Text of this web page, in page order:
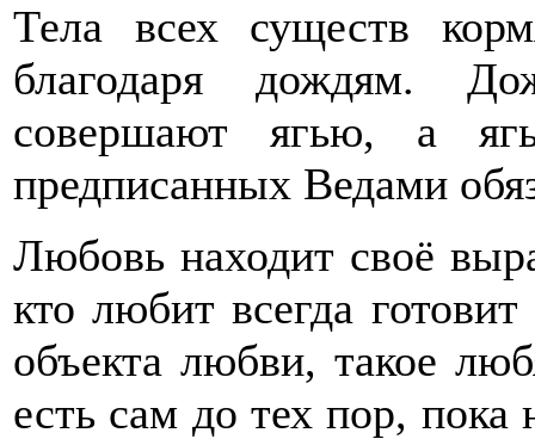
Тела всех существ
благодаря дождям.
совершают ягью, а
предписанных Ведами
Любовь находит своё
кто любит всегда
объекта любви, такое
есть сам до тех пор, пока